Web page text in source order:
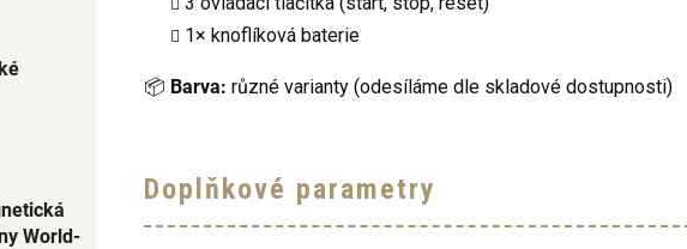
World-
1× knoflíková baterie
📦 Barva: různé varianty (odesíláme dle skladové dostupnosti)
Doplňkové parametry